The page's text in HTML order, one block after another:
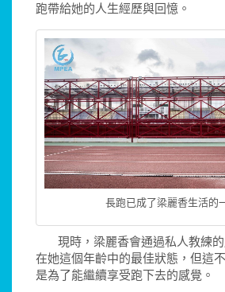
跑帶給她的人生經歷與回憶。
長跑已成了梁麗香生活的
現時，梁麗香會通過私人教練的
在她這個年齡中的最佳狀態，但這
是為了能繼續享受跑下去的感覺。